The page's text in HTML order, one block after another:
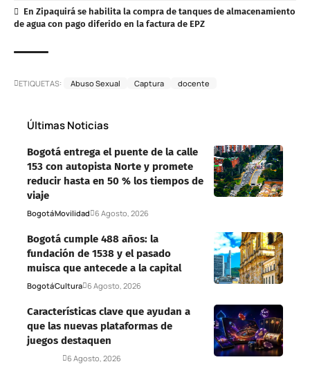
En Zipaquirá se habilita la compra de tanques de almacenamiento
de agua con pago diferido en la factura de EPZ
ETIQUETAS: Abuso Sexual Captura docente
Últimas Noticias
Bogotá entrega el puente de la calle
153 con autopista Norte y promete
reducir hasta en 50 % los tiempos de
viaje
BogotáMovilidad 6 Agosto, 2026
Bogotá cumple 488 años: la
fundación de 1538 y el pasado
muisca que antecede a la capital
BogotáCultura 6 Agosto, 2026
Características clave que ayudan a
que las nuevas plataformas de
juegos destaquen
6 Agosto, 2026